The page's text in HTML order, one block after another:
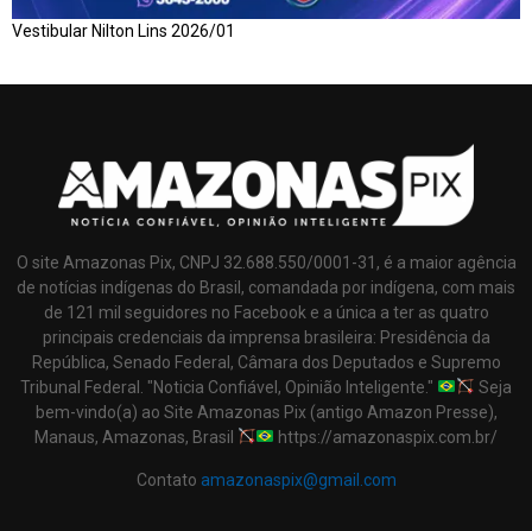
Vestibular Nilton Lins 2026/01
O site Amazonas Pix, CNPJ 32.688.550/0001-31, é a maior agência
de notícias indígenas do Brasil, comandada por indígena, com mais
de 121 mil seguidores no Facebook e a única a ter as quatro
principais credenciais da imprensa brasileira: Presidência da
República, Senado Federal, Câmara dos Deputados e Supremo
Tribunal Federal. "Noticia Confiável, Opinião Inteligente."
Seja
bem-vindo(a) ao Site Amazonas Pix (antigo Amazon Presse),
Manaus, Amazonas, Brasil
https://amazonaspix.com.br/
Contato amazonaspix@gmail.com